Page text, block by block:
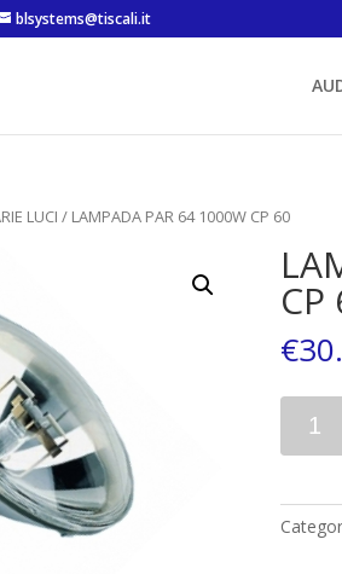
blsystems@tiscali.it
LUCI / LAMPADA PAR 64 1000W CP 60
CP
€